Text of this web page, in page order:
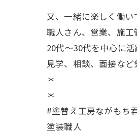
又、一緒に楽しく働
職人さん、営業、施
20代〜30代を中心に活
見学、相談、面接な
＊
＊
#塗替え工房ながもち
塗装職人